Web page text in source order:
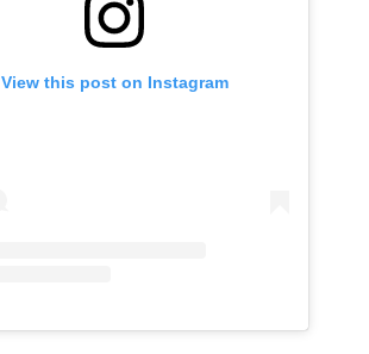
View this post on Instagram